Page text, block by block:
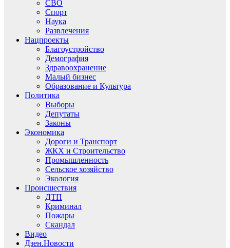
СВО
Спорт
Наука
Развлечения
Нацпроекты
Благоустройство
Демография
Здравоохранение
Малый бизнес
Образование и Культура
Политика
Выборы
Депутаты
Законы
Экономика
Дороги и Транспорт
ЖКХ и Строительство
Промышленность
Сельское хозяйство
Экология
Происшествия
ДТП
Криминал
Пожары
Скандал
Видео
Дзен.Новости